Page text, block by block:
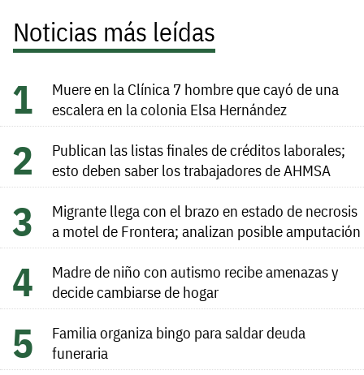
Noticias más leídas
Muere en la Clínica 7 hombre que cayó de una
escalera en la colonia Elsa Hernández
Publican las listas finales de créditos laborales;
esto deben saber los trabajadores de AHMSA
Migrante llega con el brazo en estado de necrosis
a motel de Frontera; analizan posible amputación
Madre de niño con autismo recibe amenazas y
decide cambiarse de hogar
Familia organiza bingo para saldar deuda
funeraria